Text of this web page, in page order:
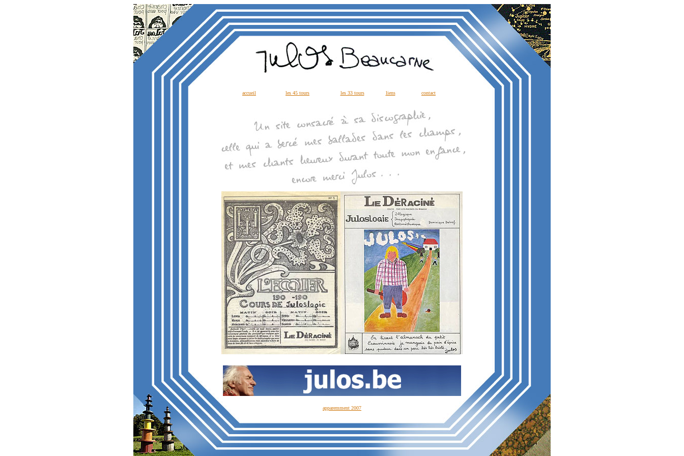
accueil les 45 tours les 33 tours liens contact
apparemment 2007